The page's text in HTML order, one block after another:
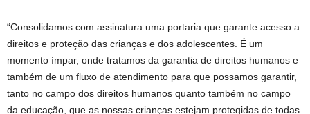
“Consolidamos com assinatura uma portaria que garante acesso a
direitos e proteção das crianças e dos adolescentes. É um
momento ímpar, onde tratamos da garantia de direitos humanos e
também de um fluxo de atendimento para que possamos garantir,
tanto no campo dos direitos humanos quanto também no campo
da educação, que as nossas crianças estejam protegidas de todas